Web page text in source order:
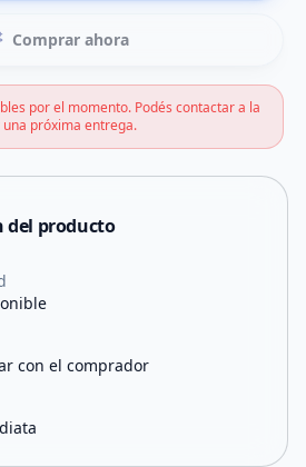
Comprar ahora
por el momento. Podés contactar a la
próxima entrega.
producto
con el comprador